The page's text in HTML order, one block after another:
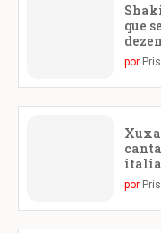
que
por
por